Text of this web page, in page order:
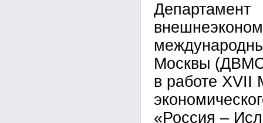
Департамент
Москвы
в работе XVII
«Россия –